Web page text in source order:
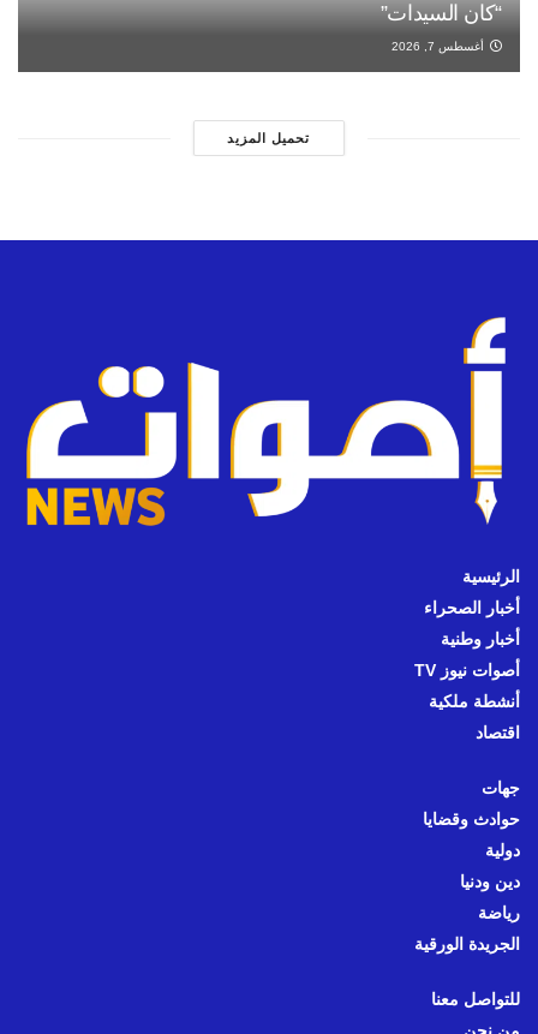
“كان السيدات”
أغسطس 7, 2026
تحميل المزيد
الرئيسية
أخبار الصحراء
أخبار وطنية
أصوات نيوز TV
أنشطة ملكية
اقتصاد
جهات
حوادث وقضايا
دولية
دين ودنيا
رياضة
الجريدة الورقية
للتواصل معنا